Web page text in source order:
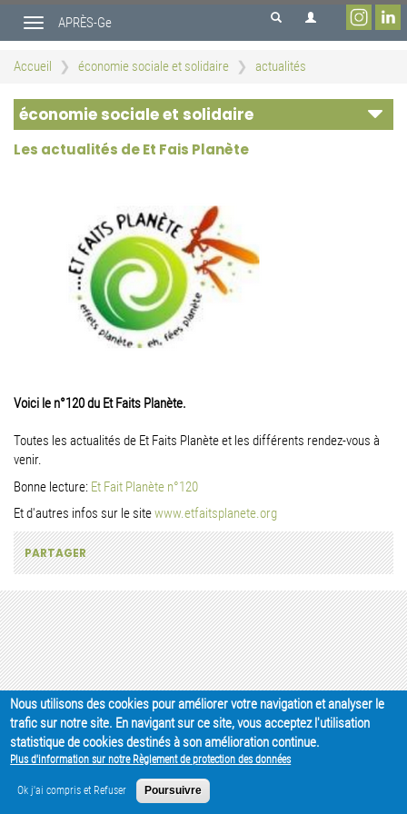
contenu
Toggle
navigation
APRÈS-Ge
Accueil économie sociale et solidaire actualités
économie sociale et solidaire
Les actualités de Et Fais Planète
Voici le n°120 du Et Faits Planète.
Toutes les actualités de Et Faits Planète et les différents rendez-vous à
venir.
Bonne lecture: Et Fait Planète n°120
Et d'autres infos sur le sitewww.etfaitsplanete.org
PARTAGER
Nous utilisons des cookies pour améliorer votre navigation et analyser le
trafic sur notre site. En navigant sur ce site, vous acceptez l'utilisation
statistique de cookies destinés à son amélioration continue.
Plus d'information sur notre Règlement de protection des données
Ok j'ai compris et Refuser Poursuivre